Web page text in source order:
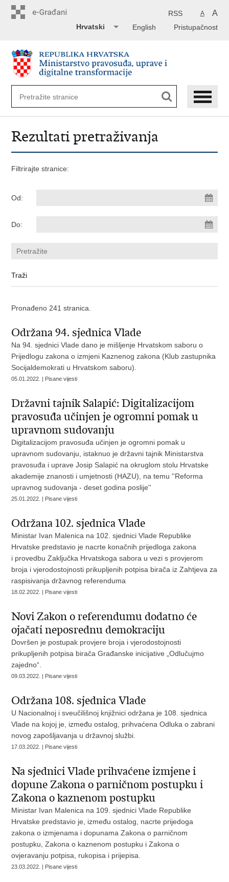
A A
RSS
Pristupačnost
English
Hrvatski
Rezultati pretraživanja
Filtrirajte stranice:
Od:
Do:
Pronađeno 241 stranica.
Održana 94. sjednica Vlade
Na 94. sjednici Vlade dano je mišljenje Hrvatskom saboru o
Prijedlogu zakona o izmjeni Kaznenog zakona (Klub zastupnika
Socijaldemokrati u Hrvatskom saboru).
05.01.2022. | Pisane vijesti
Državni tajnik Salapić: Digitalizacijom
pravosuđa učinjen je ogromni pomak u
upravnom sudovanju
Digitalizacijom pravosuđa učinjen je ogromni pomak u
upravnom sudovanju, istaknuo je državni tajnik Ministarstva
pravosuđa i uprave Josip Salapić na okruglom stolu Hrvatske
akademije znanosti i umjetnosti (HAZU), na temu ''Reforma
upravnog sudovanja - deset godina poslije''
25.01.2022. | Pisane vijesti
Održana 102. sjednica Vlade
Ministar Ivan Malenica na 102. sjednici Vlade Republike
Hrvatske predstavio je nacrte konačnih prijedloga zakona
i provedbu Zaključka Hrvatskoga sabora u vezi s provjerom
broja i vjerodostojnosti prikupljenih potpisa birača iz Zahtjeva za
raspisivanja državnog referenduma
18.02.2022. | Pisane vijesti
Novi Zakon o referendumu dodatno će
ojačati neposrednu demokraciju
Dovršen je postupak provjere broja i vjerodostojnosti
prikupljenih potpisa birača Građanske inicijative „Odlučujmo
zajedno“.
09.03.2022. | Pisane vijesti
Održana 108. sjednica Vlade
U Nacionalnoj i sveučilišnoj knjižnici održana je 108. sjednica
Vlade na kojoj je, između ostalog, prihvaćena Odluka o zabrani
novog zapošljavanja u državnoj službi.
17.03.2022. | Pisane vijesti
Na sjednici Vlade prihvaćene izmjene i
dopune Zakona o parničnom postupku i
Zakona o kaznenom postupku
Ministar Ivan Malenica na 109. sjednici Vlade Republike
Hrvatske predstavio je, između ostalog, nacrte prijedoga
zakona o izmjenama i dopunama Zakona o parničnom
postupku, Zakona o kaznenom postupku i Zakona o
ovjeravanju potpisa, rukopisa i prijepisa.
23.03.2022. | Pisane vijesti